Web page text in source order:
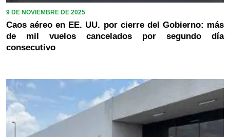
9 DE NOVIEMBRE DE 2025
Caos aéreo en EE. UU. por cierre del Gobierno: más
de mil vuelos cancelados por segundo día
consecutivo